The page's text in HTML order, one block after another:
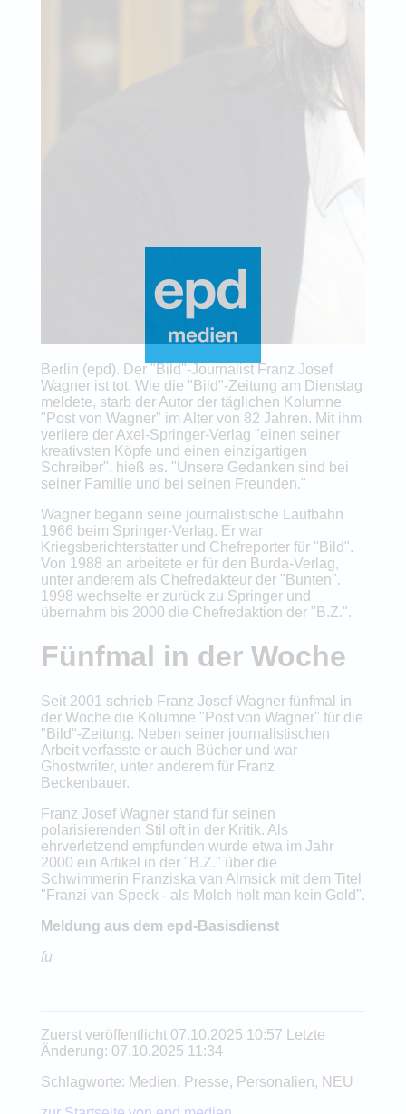
Berlin (epd). Der "Bild"-Journalist Franz Josef
Wagner ist tot. Wie die "Bild"-Zeitung am Dienstag
meldete, starb der Autor der täglichen Kolumne
"Post von Wagner" im Alter von 82 Jahren. Mit ihm
verliere der Axel-Springer-Verlag "einen seiner
kreativsten Köpfe und einen einzigartigen
Schreiber", hieß es. "Unsere Gedanken sind bei
seiner Familie und bei seinen Freunden."
Wagner begann seine journalistische Laufbahn
1966 beim Springer-Verlag. Er war
Kriegsberichterstatter und Chefreporter für "Bild".
Von 1988 an arbeitete er für den Burda-Verlag,
unter anderem als Chefredakteur der "Bunten".
1998 wechselte er zurück zu Springer und
übernahm bis 2000 die Chefredaktion der "B.Z.".
Fünfmal in der Woche
Seit 2001 schrieb Franz Josef Wagner fünfmal in
der Woche die Kolumne "Post von Wagner" für die
"Bild"-Zeitung. Neben seiner journalistischen
Arbeit verfasste er auch Bücher und war
Ghostwriter, unter anderem für Franz
Beckenbauer.
Franz Josef Wagner stand für seinen
polarisierenden Stil oft in der Kritik. Als
ehrverletzend empfunden wurde etwa im Jahr
2000 ein Artikel in der "B.Z." über die
Schwimmerin Franziska van Almsick mit dem Titel
"Franzi van Speck - als Molch holt man kein Gold".
Meldung aus dem epd-Basisdienst
fu
Zuerst veröffentlicht 07.10.2025 10:57 Letzte
Änderung: 07.10.2025 11:34
Schlagworte: Medien, Presse, Personalien, NEU